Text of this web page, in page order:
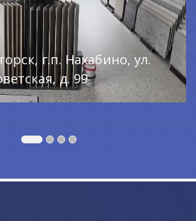
г.п. Нахабино, ул.
д. 99